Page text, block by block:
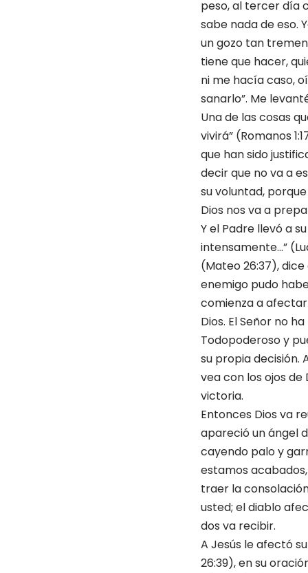
peso, al tercer día
sabe nada de eso.
un gozo tan
tiene que hacer,
ni me hacía caso,
sanarlo”. Me
Una de las cosas
vivirá” (Romanos
que han sido
decir que no va a
su voluntad,
Dios nos va a
Y el Padre llevó a
intensamente…”
(Mateo 26:37), dice
enemigo pudo
comienza a
Dios. El Señor no
Todopoderoso y
su propia decisión.
vea con los ojos de
victoria.
Entonces Dios va
apareció un ángel
cayendo palo y
estamos
traer la
usted; el diablo
dos va recibir.
A Jesús le afectó
26:39), en su